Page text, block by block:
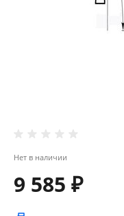
Нет в наличии
9 585 ₽